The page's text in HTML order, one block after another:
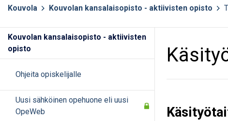
Kouvola Kouvolan kansalaisopisto - aktiivisten opisto
Kouvolan kansalaisopisto - aktiivisten
opisto
Ohjeita opiskelijalle
Uusi sähköinen opehuone eli uusi
OpeWeb